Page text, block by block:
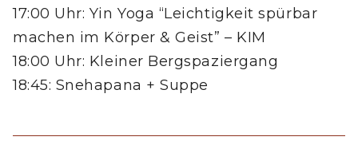
17:00 Uhr: Yin Yoga “Leichtigkeit spürbar
machen im Körper & Geist” – KIM
18:00 Uhr: Kleiner Bergspaziergang
18:45: Snehapana + Suppe